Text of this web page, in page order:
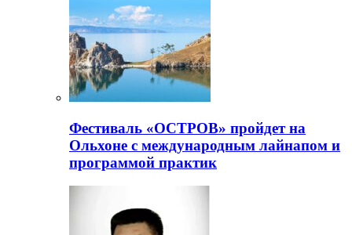
Фестиваль «ОСТРОВ» пройдет на
Ольхоне с международным лайнапом и
программой практик